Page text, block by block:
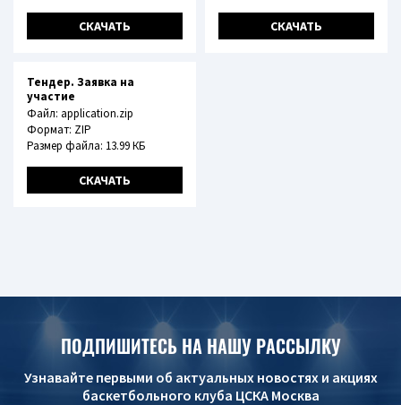
СКАЧАТЬ СКАЧАТЬ
Тендер. Заявка на
участие
Файл: application.zip
Формат: ZIP
Размер файла: 13.99 КБ
СКАЧАТЬ
ПОДПИШИТЕСЬ НА НАШУ РАССЫЛКУ
Узнавайте первыми об актуальных новостях и акциях
баскетбольного клуба ЦСКА Москва